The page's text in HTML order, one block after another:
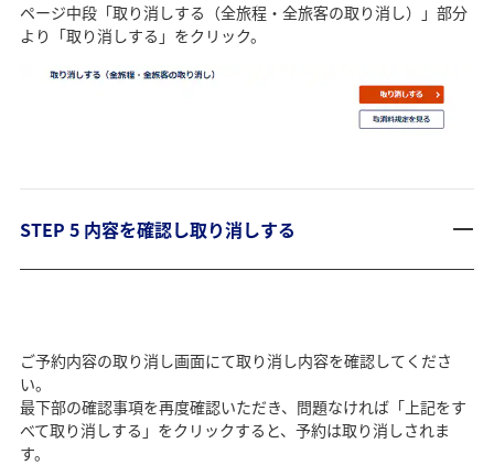
ページ中段「取り消しする（全旅程・全旅客の取り消し）」部分
より「取り消しする」をクリック。
STEP 5 内容を確認し取り消しする
ご予約内容の取り消し画面にて取り消し内容を確認してくださ
い。
最下部の確認事項を再度確認いただき、問題なければ「上記をす
べて取り消しする」をクリックすると、予約は取り消しされま
す。